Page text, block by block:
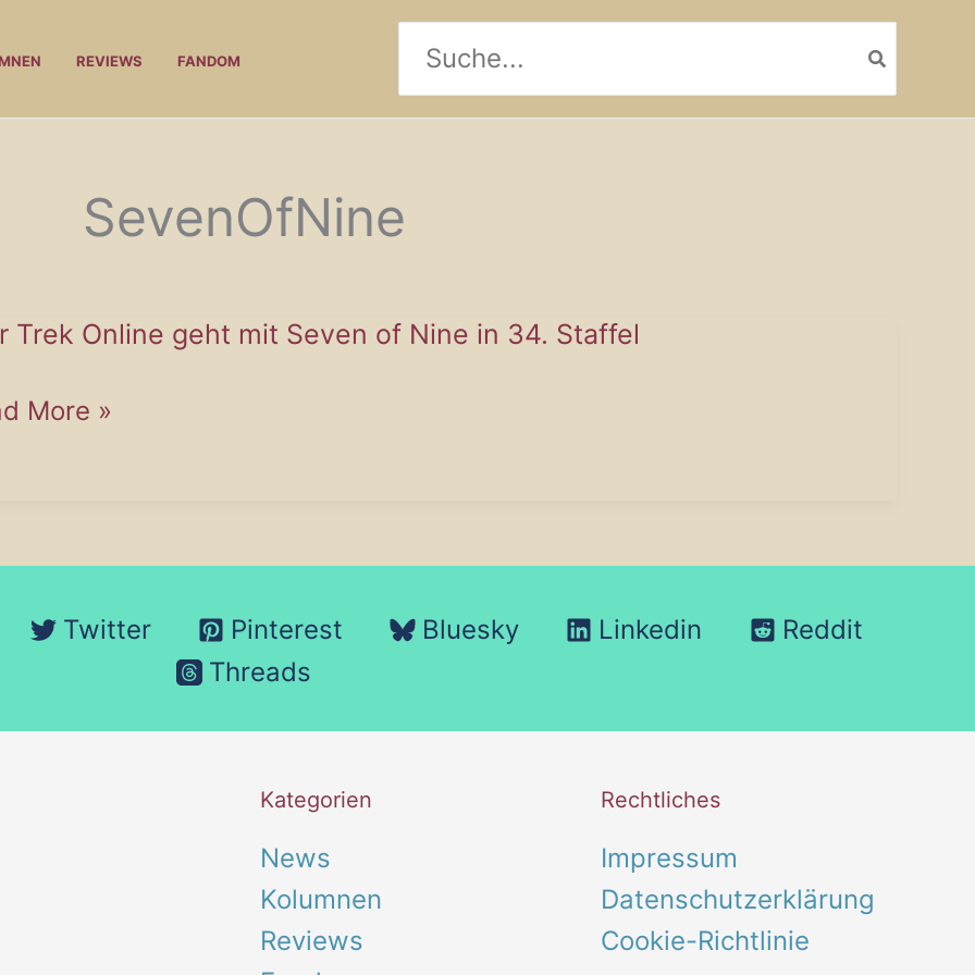
REVIEWS FANDOM
for:
SevenOfNine
Trek Online geht mit Seven of Nine in 34. Staffel
More »
Twitter Pinterest Bluesky Linkedin
Reddit
Threads
Kategorien
News
Kolumnen
Reviews
Rechtliches
Impressum
Datenschutzerklärung
Cookie-Richtlinie